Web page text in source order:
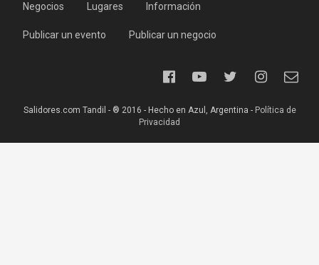
Negocios Lugares Información
Publicar un evento Publicar un negocio
Salidores.com Tandil - ® 2016 - Hecho en Azul, Argentina - Política de
Privacidad